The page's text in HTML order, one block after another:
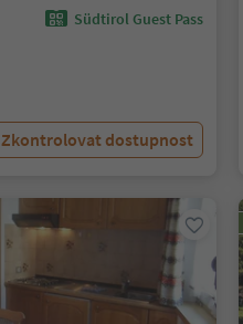
Südtirol Guest Pass
Zkontrolovat dostupnost